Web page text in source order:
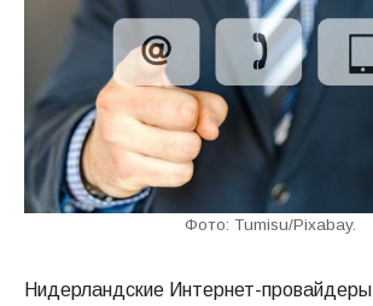
Фото: Tumisu/Pixabay.
Нидерландские Интернет-провайдеры